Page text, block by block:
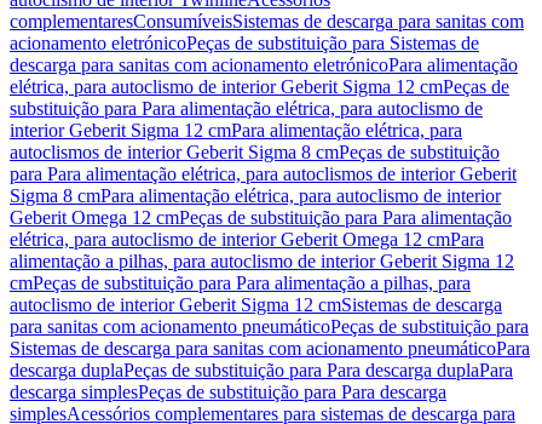
complementaresConsumíveisSistemas de descarga para sanitas com
acionamento eletrónicoPeças de substituição para Sistemas de
descarga para sanitas com acionamento eletrónicoPara alimentação
elétrica, para autoclismo de interior Geberit Sigma 12 cmPeças de
substituição para Para alimentação elétrica, para autoclismo de
interior Geberit Sigma 12 cmPara alimentação elétrica, para
autoclismos de interior Geberit Sigma 8 cmPeças de substituição
para Para alimentação elétrica, para autoclismos de interior Geberit
Sigma 8 cmPara alimentação elétrica, para autoclismo de interior
Geberit Omega 12 cmPeças de substituição para Para alimentação
elétrica, para autoclismo de interior Geberit Omega 12 cmPara
alimentação a pilhas, para autoclismo de interior Geberit Sigma 12
cmPeças de substituição para Para alimentação a pilhas, para
autoclismo de interior Geberit Sigma 12 cmSistemas de descarga
para sanitas com acionamento pneumáticoPeças de substituição para
Sistemas de descarga para sanitas com acionamento pneumáticoPara
descarga duplaPeças de substituição para Para descarga duplaPara
descarga simplesPeças de substituição para Para descarga
simplesAcessórios complementares para sistemas de descarga para